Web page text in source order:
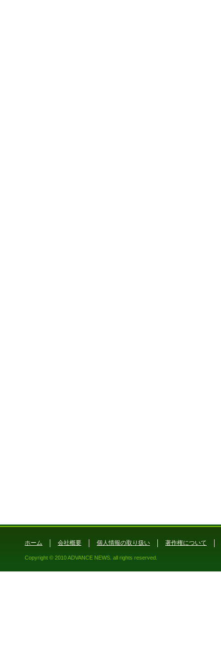
ホーム 会社概要 個人情報の取り扱い 著作権について
Copyright © 2010 ADVANCE NEWS. all rights reserved.